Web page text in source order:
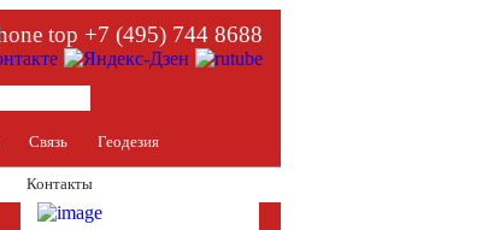
+7 (495) 744 8688
Связь Геодезия
Контакты